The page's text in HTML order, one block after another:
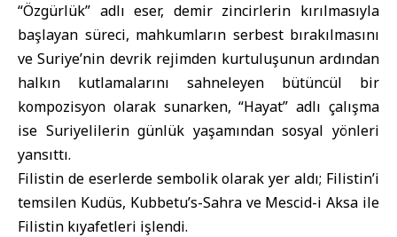
“Özgürlük” adlı eser, demir zincirlerin kırılmasıyla
başlayan süreci, mahkumların serbest bırakılmasını
ve Suriye’nin devrik rejimden kurtuluşunun ardından
halkın kutlamalarını sahneleyen bütüncül bir
kompozisyon olarak sunarken, “Hayat” adlı çalışma
ise Suriyelilerin günlük yaşamından sosyal yönleri
yansıttı.
Filistin de eserlerde sembolik olarak yer aldı; Filistin’i
temsilen Kudüs, Kubbetu’s-Sahra ve Mescid-i Aksa ile
Filistin kıyafetleri işlendi.